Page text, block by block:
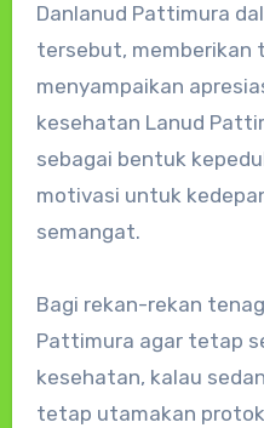
Danlanud Pattimura
tersebut, memberikan
menyampaikan
kesehatan Lanud
sebagai bentuk
motivasi untuk
semangat.
Bagi rekan-rekan
Pattimura agar tetap
kesehatan, kalau
tetap utamakan